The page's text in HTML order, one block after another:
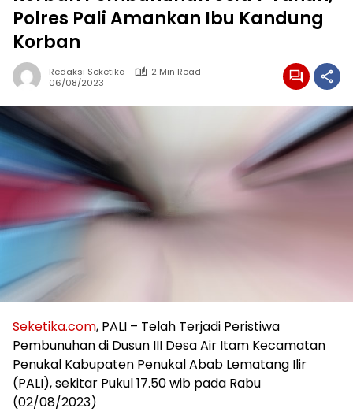
Polres Pali Amankan Ibu Kandung
Korban
Redaksi Seketika
2 Min Read
06/08/2023
Seketika.com, PALI – Telah Terjadi Peristiwa
Pembunuhan di Dusun III Desa Air Itam Kecamatan
Penukal Kabupaten Penukal Abab Lematang Ilir
(PALI), sekitar Pukul 17.50 wib pada Rabu
(02/08/2023)